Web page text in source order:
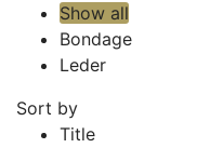
Show all
Bondage
Leder
Sort by
Title